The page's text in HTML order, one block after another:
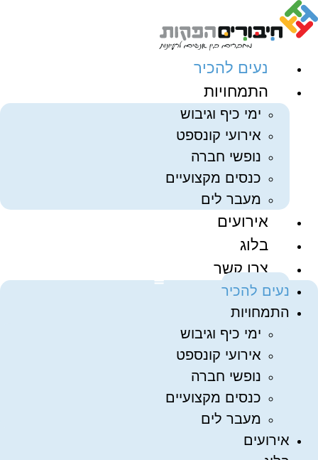
נעים להכיר
התמחויות
ימי כיף וגיבוש
אירועי קונספט
נופשי חברה
כנסים מקצועיים
מעבר לים
אירועים
בלוג
צרו קשר
נעים להכיר
התמחויות
ימי כיף וגיבוש
אירועי קונספט
נופשי חברה
כנסים מקצועיים
מעבר לים
אירועים